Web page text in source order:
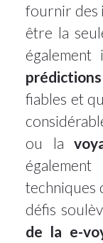
fournir des
être la
fiables et
ou la
techniques
défis
de la e-